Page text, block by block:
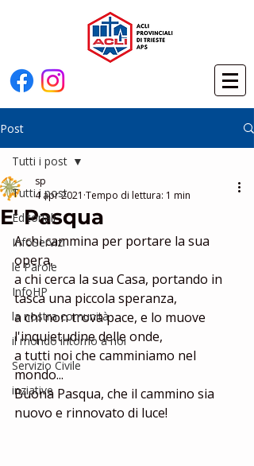
Post
Tutti i post
Editoriali
InfoServizi
le Parole
InfoHP
la nostra comunità
il mondo intorno a noi
Servizio Civile
inziative
Tutti i post
E' Pasqua
sp
4 apr 2021 Tempo di lettura: 1 min
A chi cammina per portare la sua
opera,
a chi cerca la sua Casa, portando in
tasca una piccola speranza,
a chi non trova pace, e lo muove
l'inquietudine delle onde,
a tutti noi che camminiamo nel
mondo...
Buona Pasqua, che il cammino sia
nuovo e rinnovato di luce!